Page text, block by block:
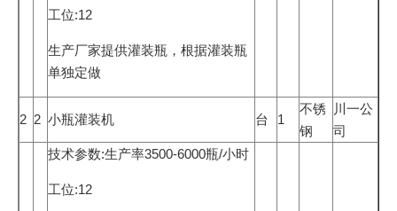
工位:12
生产厂家提供灌装瓶，根据灌装瓶
单独定做
2 2 小瓶灌装机 台 1
不锈
钢
川一公
司
技术参数:生产率3500-6000瓶/小时
工位:12